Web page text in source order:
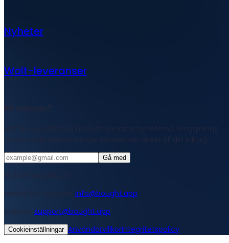
Nyheter
Wolt-leveranser
Gå med
info@bought.app
support@bought.app
Cookieinställningar AnvändarvillkorIntegritetspolicy